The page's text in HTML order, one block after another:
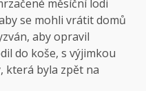
měsíční lodi
se mohli vrátit domů
aby opravil
do koše, s výjimkou
která byla zpět na